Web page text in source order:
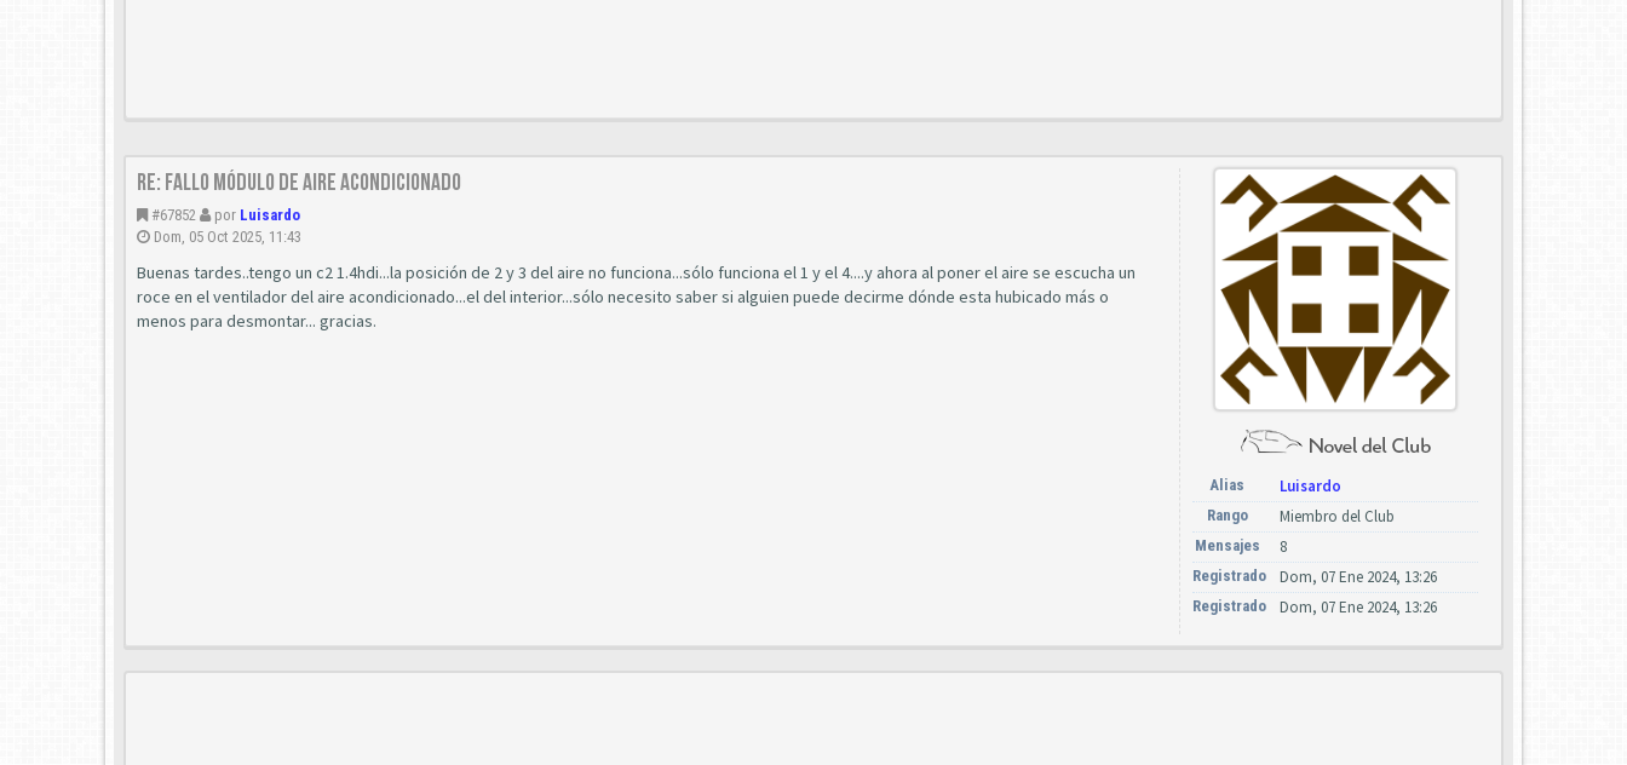
Re: Fallo módulo de aire acondicionado
#67852 por Luisardo
Dom, 05 Oct 2025, 11:43
Buenas tardes..tengo un c2 1.4hdi...la posición de 2 y 3 del aire no funciona...sólo funciona el 1 y el 4....y ahora al poner el aire se escucha un
roce en el ventilador del aire acondicionado...el del interior...sólo necesito saber si alguien puede decirme dónde esta hubicado más o
menos para desmontar... gracias.
Alias Luisardo
Rango Miembro del Club
Mensajes 8
Registrado Dom, 07 Ene 2024, 13:26
Registrado Dom, 07 Ene 2024, 13:26